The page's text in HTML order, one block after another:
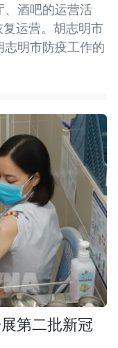
、酒吧的运营活
复运营。胡志明市
志明市防疫工作的
第二批新冠